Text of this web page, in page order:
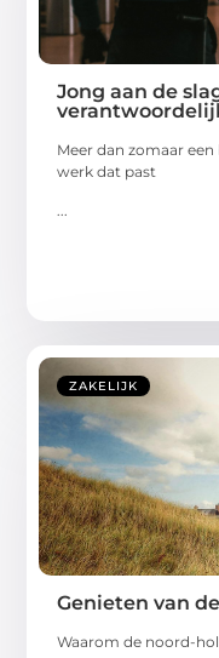
Jong aan de
Meer dan zomaar
werk dat past
...
ZAKELIJK
Genieten van
Waarom de noord-